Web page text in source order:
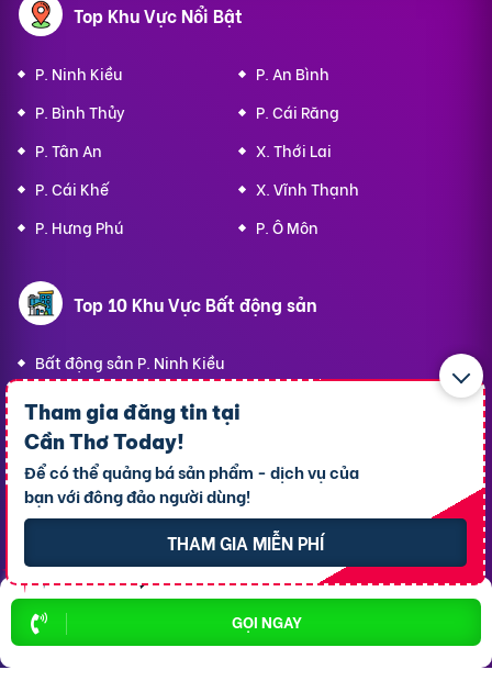
GỌI NGAY
Tham gia đăng tin tại
Cần Thơ Today!
Để có thể quảng bá sản phẩm - dịch vụ của
bạn với đông đảo người dùng!
THAM GIA MIỄN PHÍ
Top Khu Vực Nổi Bật
P. Ninh Kiều
P. An Bình
P. Bình Thủy
P. Cái Răng
P. Tân An
X. Thới Lai
P. Cái Khế
X. Vĩnh Thạnh
P. Hưng Phú
P. Ô Môn
Top 10 Khu Vực Bất động sản
Bất động sản P. Ninh Kiều
Bất động sản P. Cái Răng
Bất động sản P. Tân An
Bất động sản P. Cái Khế
Bất động sản P. Bình Thủy
Bất động sản P. Long Tuyền
Bất động sản P. Hưng Phú
Bất động sản P. An Bình